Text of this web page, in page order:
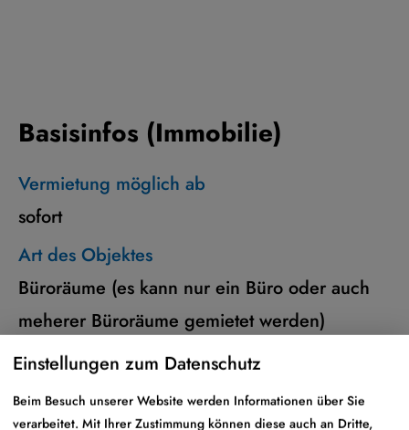
Basisinfos (Immobilie)
Vermietung möglich ab
sofort
Art des Objektes
Büroräume (es kann nur ein Büro oder auch
meherer Büroräume gemietet werden)
Dimension des Objektes
Die Büros liegen im Erdgeschoss, im
Einstellungen zum Datenschutz
Beim Besuch unserer Website werden Informationen über Sie
verarbeitet. Mit Ihrer Zustimmung können diese auch an Dritte,